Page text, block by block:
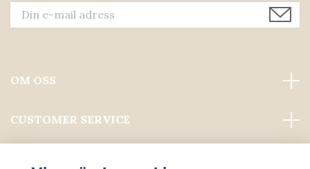
OM OSS
CUSTOMER SERVICE